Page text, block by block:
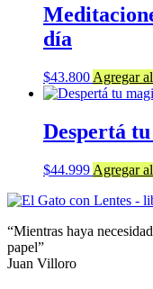
día
$43.800 Agregar
Despertá
$44.999 Agregar
“Mientras haya
papel”
Juan Villoro